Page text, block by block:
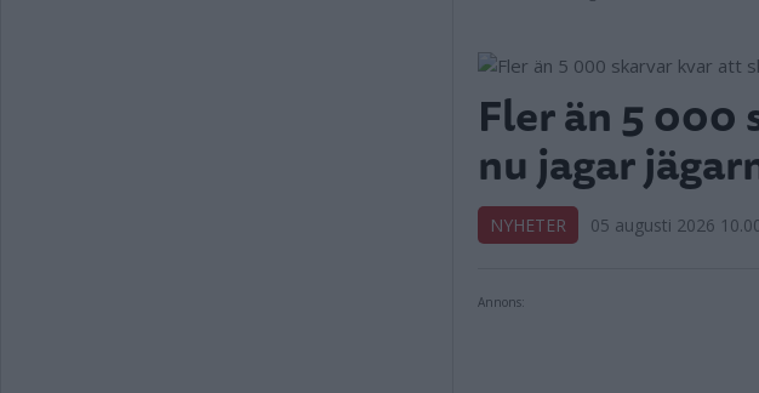
Fler än 5 000
nu jagar
NYHETER 05 augusti 2026
Annons: